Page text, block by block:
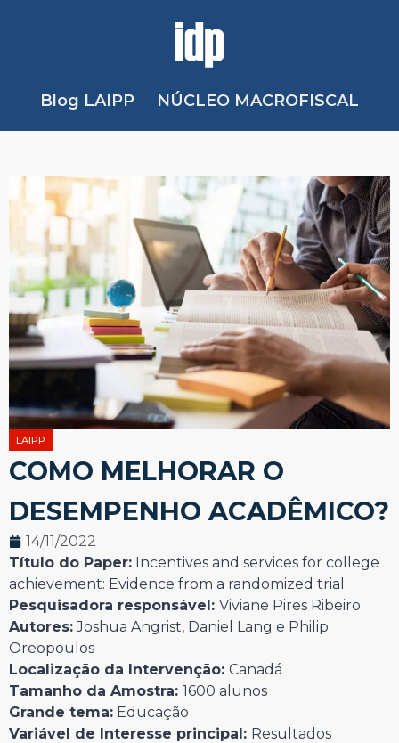
Blog LAIPP NÚCLEO MACROFISCAL
LAIPP
COMO MELHORAR O
DESEMPENHO ACADÊMICO?
14/11/2022
Título do Paper: Incentives and services for college
achievement: Evidence from a randomized trial
Pesquisadora responsável: Viviane Pires Ribeiro
Autores:Joshua Angrist, Daniel Lang e Philip
Oreopoulos
Localização da Intervenção: Canadá
Tamanho da Amostra: 1600 alunos
Grande tema: Educação
Variável de Interesse principal: Resultados